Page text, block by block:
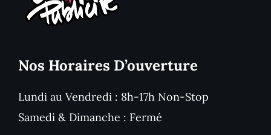
Nos Horaires D’ouverture
Lundi au Vendredi : 8h-17h Non-Stop
Samedi & Dimanche : Fermé